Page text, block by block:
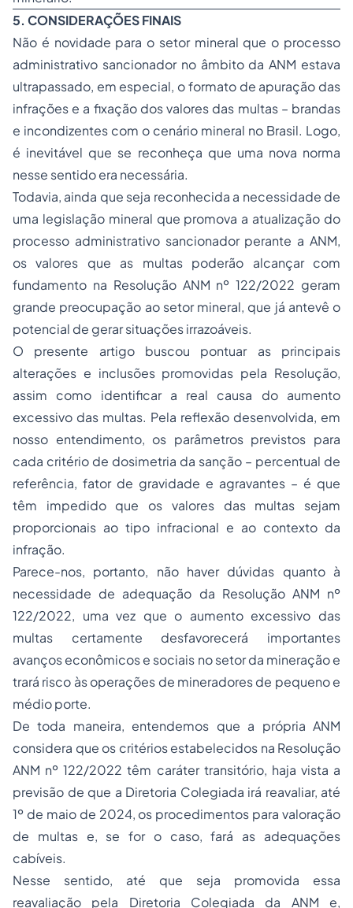
5. CONSIDERAÇÕES FINAIS
Não é novidade para o setor mineral que o processo
administrativo sancionador no âmbito da ANM estava
ultrapassado, em especial, o formato de apuração das
infrações e a fixação dos valores das multas – brandas
e incondizentes com o cenário mineral no Brasil. Logo,
é inevitável que se reconheça que uma nova norma
nesse sentido era necessária.
Todavia, ainda que seja reconhecida a necessidade de
uma legislação mineral que promova a atualização do
processo administrativo sancionador perante a ANM,
os valores que as multas poderão alcançar com
fundamento na Resolução ANM nº 122/2022 geram
grande preocupação ao setor mineral, que já antevê o
potencial de gerar situações irrazoáveis.
O presente artigo buscou pontuar as principais
alterações e inclusões promovidas pela Resolução,
assim como identificar a real causa do aumento
excessivo das multas. Pela reflexão desenvolvida, em
nosso entendimento, os parâmetros previstos para
cada critério de dosimetria da sanção – percentual de
referência, fator de gravidade e agravantes – é que
têm impedido que os valores das multas sejam
proporcionais ao tipo infracional e ao contexto da
infração.
Parece-nos, portanto, não haver dúvidas quanto à
necessidade de adequação da Resolução ANM nº
122/2022, uma vez que o aumento excessivo das
multas certamente desfavorecerá importantes
avanços econômicos e sociais no setor da mineração e
trará risco às operações de mineradores de pequeno e
médio porte.
De toda maneira, entendemos que a própria ANM
considera que os critérios estabelecidos na Resolução
ANM nº 122/2022 têm caráter transitório, haja vista a
previsão de que a Diretoria Colegiada irá reavaliar, até
1º de maio de 2024, os procedimentos para valoração
de multas e, se for o caso, fará as adequações
cabíveis.
Nesse sentido, até que seja promovida essa
reavaliação pela Diretoria Colegiada da ANM e,